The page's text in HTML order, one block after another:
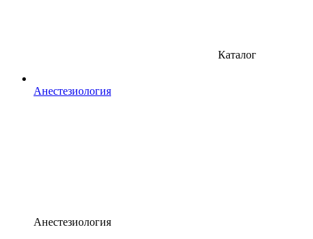
Каталог
Анестезиология
Анестезиология